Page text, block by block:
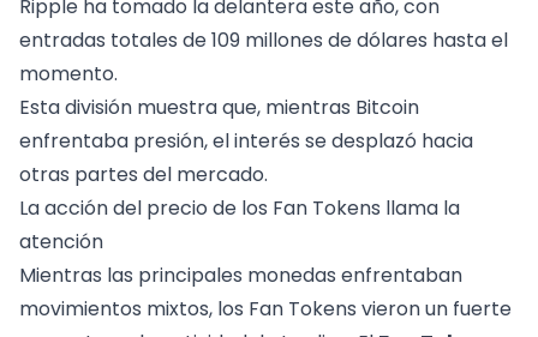
Ripple ha tomado la delantera este año, con
entradas totales de 109 millones de dólares hasta el
momento.
Esta división muestra que, mientras Bitcoin
enfrentaba presión, el interés se desplazó hacia
otras partes del mercado.
La acción del precio de los Fan Tokens llama la
atención
Mientras las principales monedas enfrentaban
movimientos mixtos, los Fan Tokens vieron un fuerte